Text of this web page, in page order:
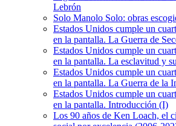
Lebrón
Solo Manolo Solo: obras
Estados Unidos cumple un
en la pantalla. La Guerra de
Estados Unidos cumple un
en la pantalla. La esclavitud y
Estados Unidos cumple un
en la pantalla. La Guerra de la
Estados Unidos cumple un
en la pantalla. Introducción (I)
Los 90 años de Ken Loach, el